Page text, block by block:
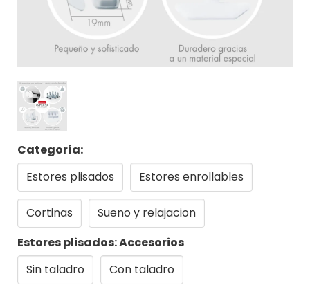
Categoría:
Estores plisados
Estores enrollables
Cortinas
Sueno y relajacion
Estores plisados: Accesorios
Sin taladro
Con taladro